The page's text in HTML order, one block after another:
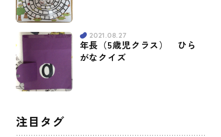
2021.08.27
年長（5歳児クラス） ひら
がなクイズ
注目タグ